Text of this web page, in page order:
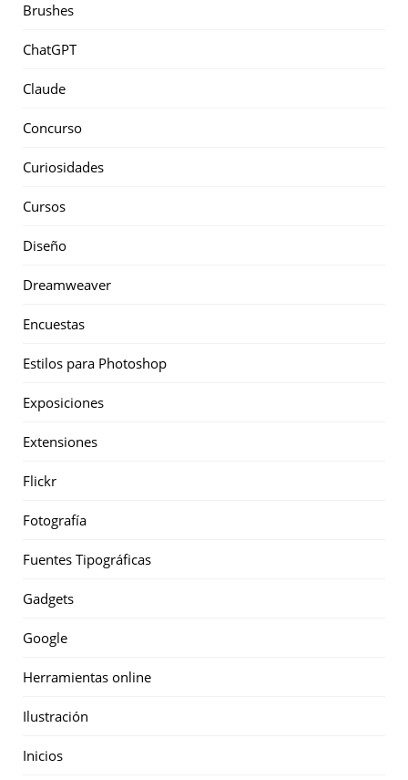
Brushes
ChatGPT
Claude
Concurso
Curiosidades
Cursos
Diseño
Dreamweaver
Encuestas
Estilos para Photoshop
Exposiciones
Extensiones
Flickr
Fotografía
Fuentes Tipográficas
Gadgets
Google
Herramientas online
Ilustración
Inicios